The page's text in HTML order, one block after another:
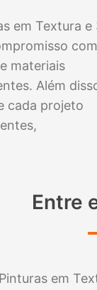
em Textura e
materiais
Além
cada projeto
Entre
em